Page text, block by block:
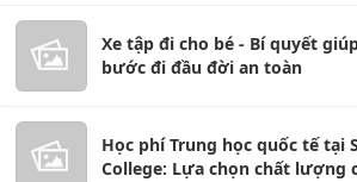
Xe tập đi cho bé - Bí quyết
bước đi đầu đời an toàn
Học phí Trung học quốc tế tại
College: Lựa chọn chất lượng